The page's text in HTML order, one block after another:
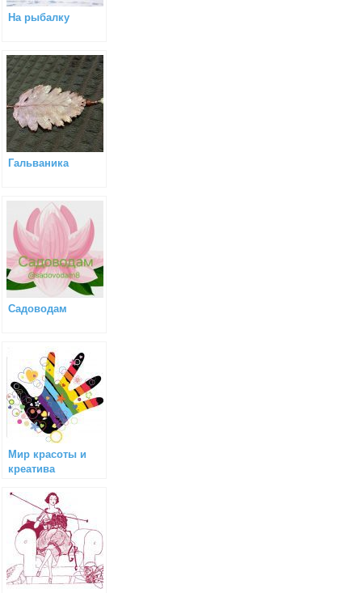
На рыбалку
Гальваника
Садоводам
Мир красоты и
креатива